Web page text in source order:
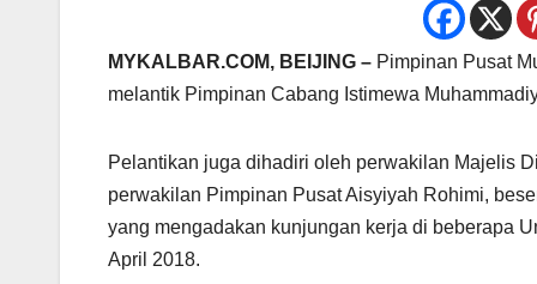
MYKALBAR.COM, BE IJING – Pimpinan Pusat
melantik Pimpinan Cabang Istimewa
Pelantikan juga dihadiri oleh perwakilan Majelis
perwakilan Pimpinan Pusat Aisyiyah Rohimi,
yang mengadakan kunjungan kerja di beberapa
April 2018.